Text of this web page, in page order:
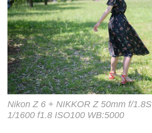
Nikon Z 6 + NIKKOR Z 50mm f/1.8S
1/1600 f1.8 ISO100 WB:5000